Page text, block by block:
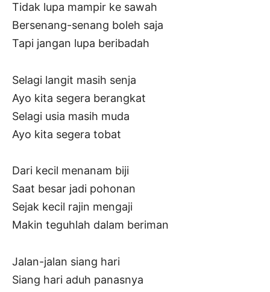
Tidak lupa mampir ke sawah
Bersenang-senang boleh saja
Tapi jangan lupa beribadah
Selagi langit masih senja
Ayo kita segera berangkat
Selagi usia masih muda
Ayo kita segera tobat
Dari kecil menanam biji
Saat besar jadi pohonan
Sejak kecil rajin mengaji
Makin teguhlah dalam beriman
Jalan-jalan siang hari
Siang hari aduh panasnya